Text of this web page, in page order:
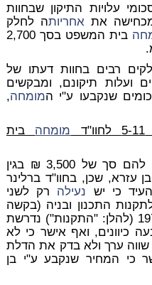
עלויות התיקון שבחוות
את אחריותה לחלק
בית המשפט בסך 2,700
רבים בחוות דעתו של
ועלות תיקונם, ומבקשים
שנקבעו ע"י המומחה,
מומחה בית
ים, יש לפסוק להם סך של 3,500 ₪ בגין
שכן, בחוו"ד ברלינר
כי יש נעילה רק לשני
בעוד שלפי תקנה 2.92 לתקנות התכנון ובניה (בקשה
כיוונים, ואף אישר כי לא
שווה ערך ולא בדק את הדלת
כי המחיר שנקבע ע"י בן